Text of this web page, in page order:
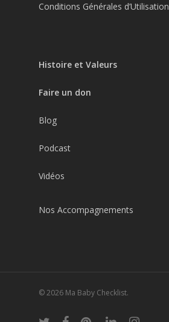
Conditions Générales d’Utilisation
Histoire et Valeurs
Faire un don
Blog
Podcast
Vidéos
Nos Accompagnements
© 2026 Ma Baby Checklist.